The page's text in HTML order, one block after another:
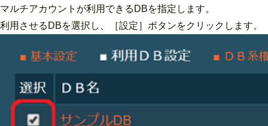
マルチアカウントが利用できるDBを指定します。
利用させるDBを選択し、［設定］ボタンをクリックします。